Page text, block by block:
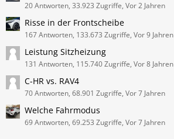
20 Antworten, 33.923 Zugriffe, Vor 2 Jahren
Risse in der Frontscheibe
167 Antworten, 133.673 Zugriffe, Vor 9 Jahren
Leistung Sitzheizung
131 Antworten, 115.740 Zugriffe, Vor 8 Jahren
C-HR vs. RAV4
70 Antworten, 68.901 Zugriffe, Vor 7 Jahren
Welche Fahrmodus
69 Antworten, 69.253 Zugriffe, Vor 7 Jahren